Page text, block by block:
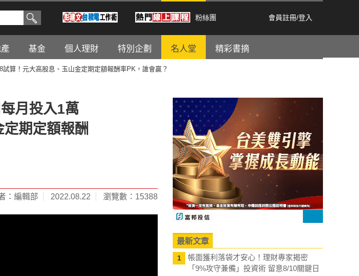
粉絲團 會員註冊/登入
基金 個人理財 特別企劃 名人堂 精彩書摘
算！元大高股息、玉山金定期定額報酬率PK，誰會贏？
月投入1萬
期定額報酬
：編輯部 2022.08.22 瀏覽數：15388
最新文章
1
帳面獲利落袋才安心！理財專家揭密
「9%攻守兼備」投資術 留意8/10關鍵日